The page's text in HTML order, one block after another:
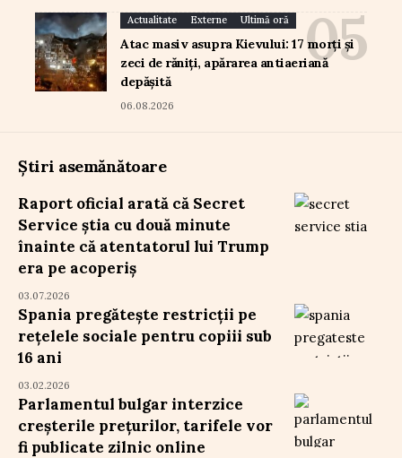
Actualitate Externe Ultimă oră
Atac masiv asupra Kievului: 17 morți și
zeci de răniți, apărarea antiaeriană
depășită
06.08.2026
Știri asemănătoare
Raport oficial arată că Secret
Service știa cu două minute
înainte că atentatorul lui Trump
era pe acoperiș
03.07.2026
Spania pregătește restricții pe
rețelele sociale pentru copiii sub
16 ani
03.02.2026
Parlamentul bulgar interzice
creșterile prețurilor, tarifele vor
fi publicate zilnic online